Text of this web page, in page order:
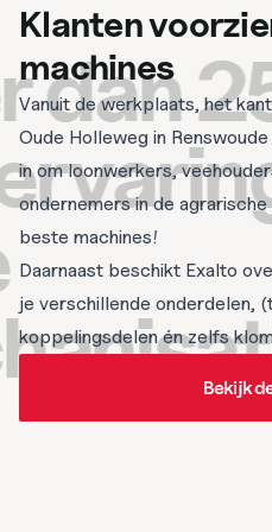
Klanten
machines
Vanuit de werkplaats, het
Oude Holleweg in
in om loonwerkers,
ondernemers in de
beste machines!
Daarnaast beschikt Exalto
je verschillende onderdelen,
koppelingsdelen én zelfs
Bekijk
Bekijk
25